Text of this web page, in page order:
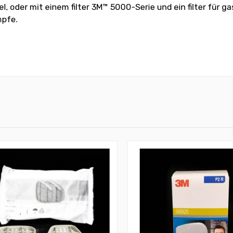
oder mit einem filter 3M™ 5000-Serie und ein filter für